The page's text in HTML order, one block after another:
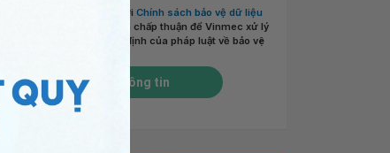
Tôi đã đọc và đồng ý với Chính sách bảo vệ dữ liệu
và chấp thuận để Vinmec xử lý
DLCN của tôi theo quy định của pháp luật về bảo vệ
Gửi thông tin